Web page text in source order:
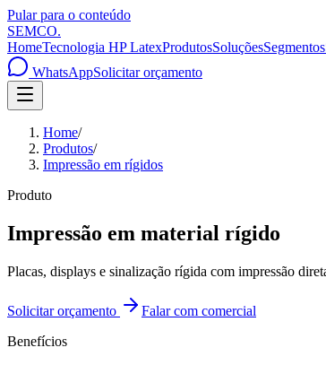
Pular para o conteúdo
SEMCO.
HomeTecnologia HP LatexProdutosSoluçõesSegmentos
WhatsAppSolicitar orçamento
Home/
Produtos/
Impressão em rígidos
Produto
Impressão em material rígido
Placas, displays e sinalização rígida com impressão
Solicitar orçamento
Falar com comercial
Benefícios